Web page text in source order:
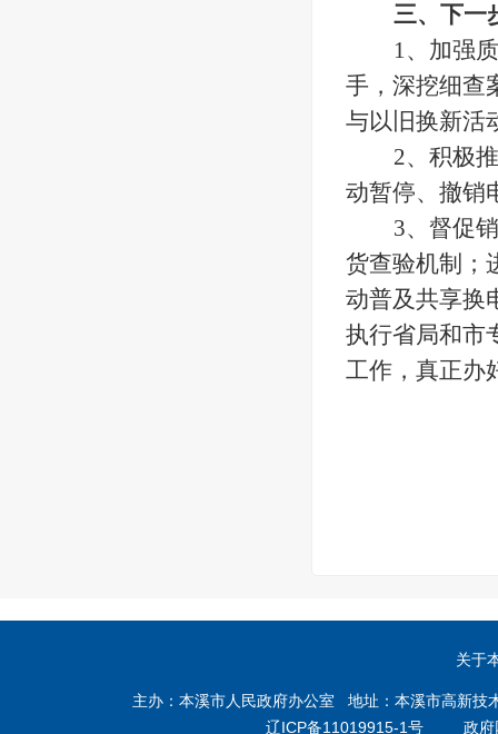
三、下一
1、加强
手，深挖细查
与以旧换新活
2、积极
动暂停、撤销
3、督促
货查验机制；
动普及共享换
执行省局和市
工作，真正办
关于
主办：本溪市人民政府办公室 地址：本溪市高新
辽ICP备11019915-1号 政府